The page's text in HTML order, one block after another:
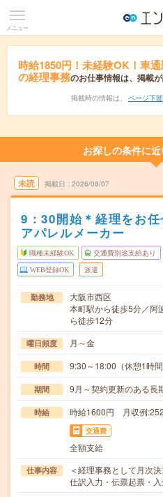
メニュー
時給1850円！未経験OK！車
の経理事務のお仕事情報は、掲載
掲載時の情報は、 ページ下部
お探しの条件に
未読 掲載日 2026/08/07
9：30開始＊経理をお
アパレルメーカー
職種未経験OK 交通費別途支給あり
WEB登録OK 派遣
勤務地
大阪市西区
本町駅から徒歩5分／阿
ら徒歩12分
曜日頻度 月～金
時間 9:30～18:00（休憩1時間
期間 9月～契約更新のある長
時給 時給1600円 月収例
交通費
全額支給
仕事内容
＜経理事務として月次
仕訳入力・伝票起票・